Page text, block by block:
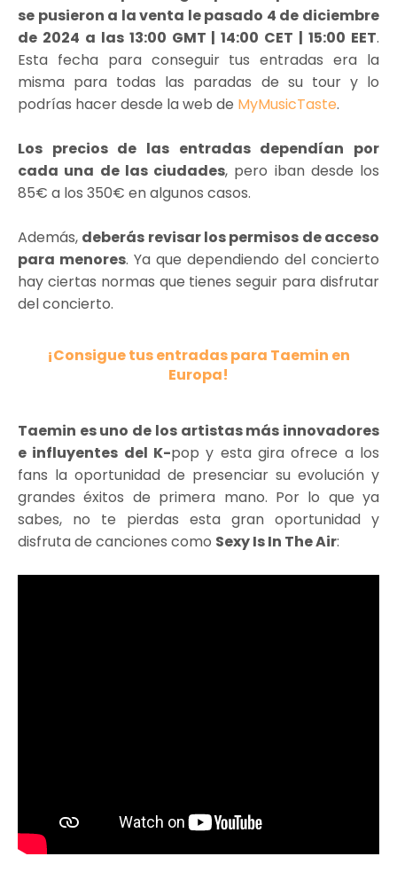
se pusieron a la venta le pasado 4 de diciembre
de 2024 a las 13:00 GMT | 14:00 CET | 15:00 EET.
Esta fecha para conseguir tus entradas era la
misma para todas las paradas de su tour y lo
podrías hacer desde la web de MyMusicTaste.
Los precios de las entradas dependían por
cada una de las ciudades, pero iban desde los
85€ a los 350€ en algunos casos.
Además, deberás revisar los permisos de acceso
para menores. Ya que dependiendo del concierto
hay ciertas normas que tienes seguir para disfrutar
del concierto.
¡Consigue tus entradas para Taemin en
Europa!
Taemin es uno de los artistas más innovadores
e influyentes del K-pop y esta gira ofrece a los
fans la oportunidad de presenciar su evolución y
grandes éxitos de primera mano. Por lo que ya
sabes, no te pierdas esta gran oportunidad y
disfruta de canciones como Sexy Is In The Air: